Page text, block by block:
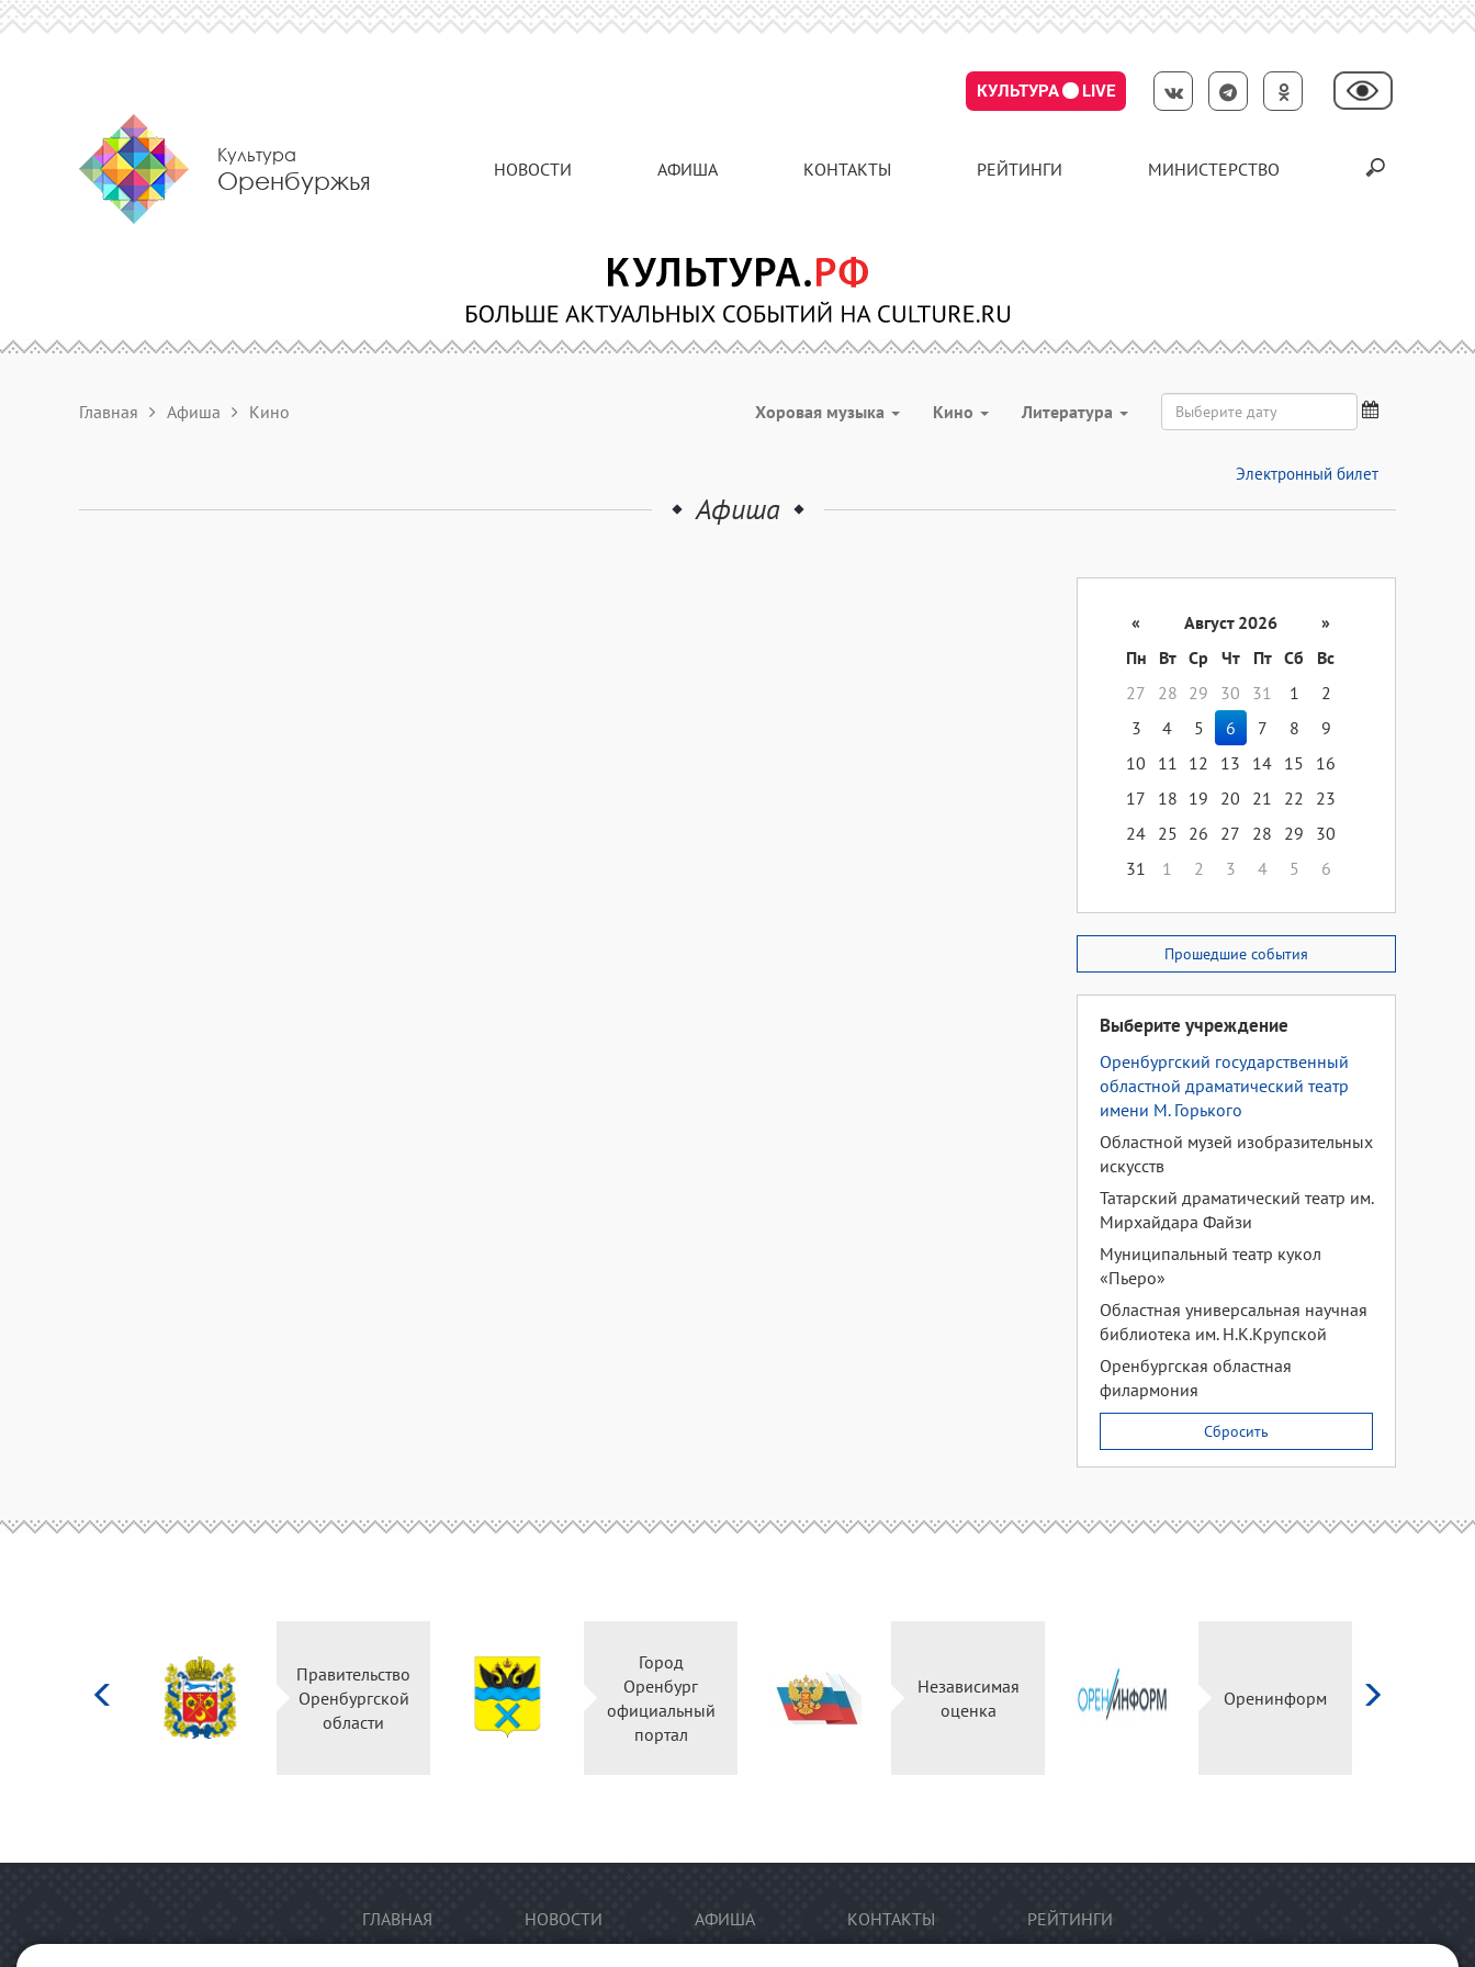
КУЛЬТУРА LIVE
Культура
Оренбуржья НОВОСТИ АФИША КОНТАКТЫ РЕЙТИНГИ МИНИСТЕРСТВО
Главная Афиша Кино Хоровая музыка Кино Литература
Электронный билет
Афиша
« Август 2026
»
Пн
Вт Ср Чт Пт Сб
Вс
27
28 29 30 31 1
2
3
4 5 6 7 8
9
10
11 12 13 14 15
16
17
18 19 20 21 22
23
24 25 26 27 28 29
30
31
1 2 3 4 5 6
Прошедшие события
Выберите учреждение
Оренбургский государственный
областной драматический театр
имени М. Горького
Областной музей изобразительных
искусств
Татарский драматический театр им.
Мирхайдара Файзи
Муниципальный театр кукол
«Пьеро»
Областная универсальная научная
библиотека им. Н.К.Крупской
Оренбургская областная
филармония
Сбросить
Правительство
Оренбургской
области
Город
Оренбург
официальный
портал
Независимая
оценка
Оренинформ
ГЛАВНАЯ НОВОСТИ АФИША КОНТАКТЫ РЕЙТИНГИ